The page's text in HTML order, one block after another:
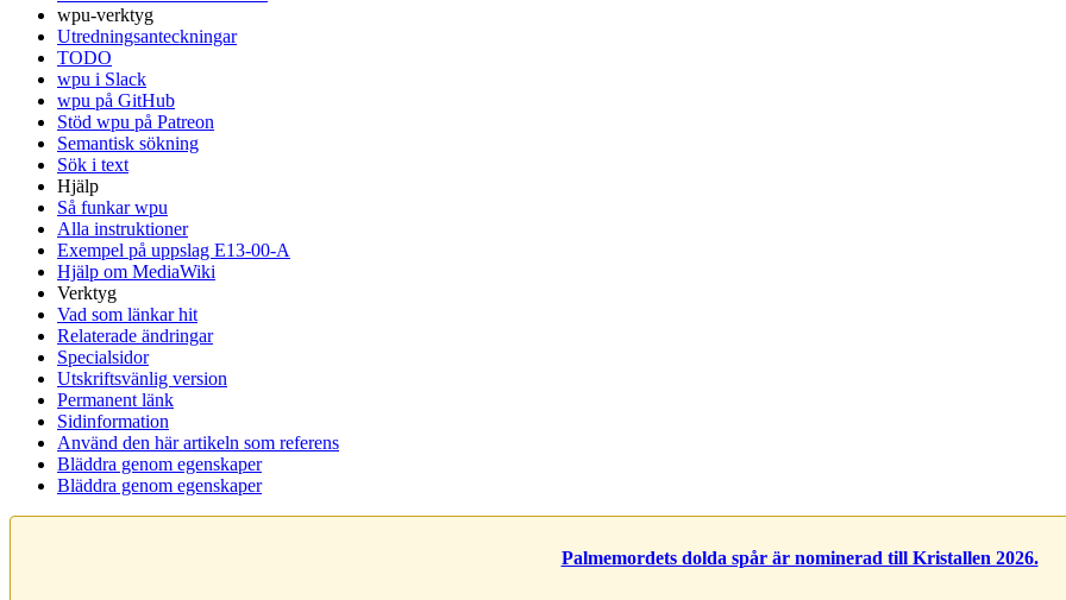
wpu-verktyg
Utredningsanteckningar
TODO
wpu i Slack
wpu på GitHub
Stöd wpu på Patreon
Semantisk sökning
Sök i text
Hjälp
Så funkar wpu
Alla instruktioner
Exempel på uppslag E13-00-A
Hjälp om MediaWiki
Verktyg
Vad som länkar hit
Relaterade ändringar
Specialsidor
Utskriftsvänlig version
Permanent länk
Sidinformation
Använd den här artikeln som referens
Bläddra genom egenskaper
Bläddra genom egenskaper
Palmemordets dolda spår är nominerad till Kristallen 2026.